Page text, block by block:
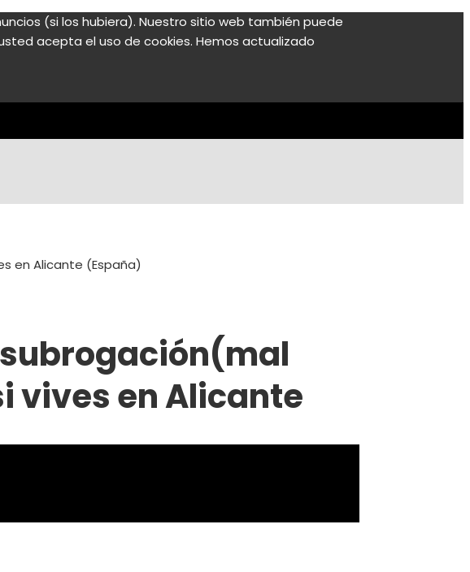
(si los hubiera). Nuestro sitio web también puede
acepta el uso de cookies. Hemos actualizado
en Alicante (España)
vives en Alicante